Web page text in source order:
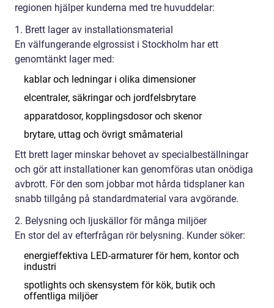
regionen hjälper kunderna med tre huvuddelar:
1. Brett lager av installationsmaterial
En välfungerande elgrossist i Stockholm har ett
genomtänkt lager med:
kablar och ledningar i olika dimensioner
elcentraler, säkringar och jordfelsbrytare
apparatdosor, kopplingsdosor och skenor
brytare, uttag och övrigt småmaterial
Ett brett lager minskar behovet av specialbeställningar
och gör att installationer kan genomföras utan onödiga
avbrott. För den som jobbar mot hårda tidsplaner kan
snabb tillgång på standardmaterial vara avgörande.
2. Belysning och ljuskällor för många miljöer
En stor del av efterfrågan rör belysning. Kunder söker:
energieffektiva LED-armaturer för hem, kontor och
industri
spotlights och skensystem för kök, butik och
offentliga miljöer